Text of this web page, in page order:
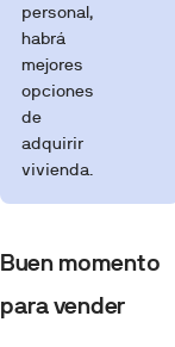
personal,
habrá
mejores
opciones
de
adquirir
vivienda.
Buen momento
para vender